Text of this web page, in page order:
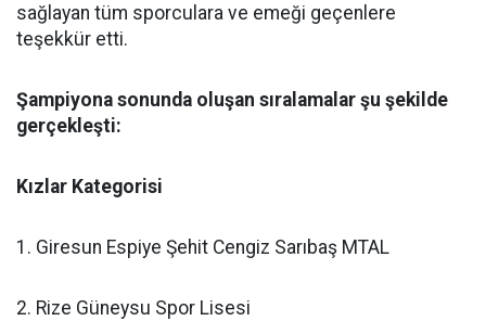
sağlayan tüm sporculara ve emeği geçenlere
teşekkür etti.
Şampiyona sonunda oluşan sıralamalar şu şekilde
gerçekleşti:
Kızlar Kategorisi
1. Giresun Espiye Şehit Cengiz Sarıbaş MTAL
2. Rize Güneysu Spor Lisesi